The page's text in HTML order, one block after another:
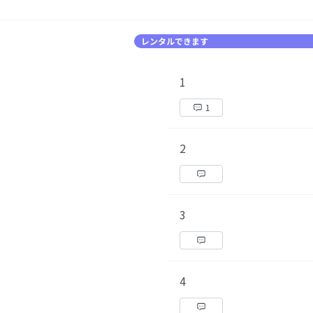
レンタルできます
1
1
2
3
4